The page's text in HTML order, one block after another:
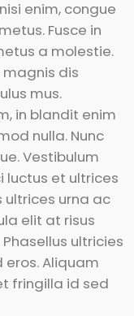
enim, congue
Fusce in
a molestie.
dis
mus.
in blandit enim
nulla. Nunc
Vestibulum
luctus et ultrices
ultrices urna ac
elit at risus
ultricies
eros. Aliquam
fringilla id sed